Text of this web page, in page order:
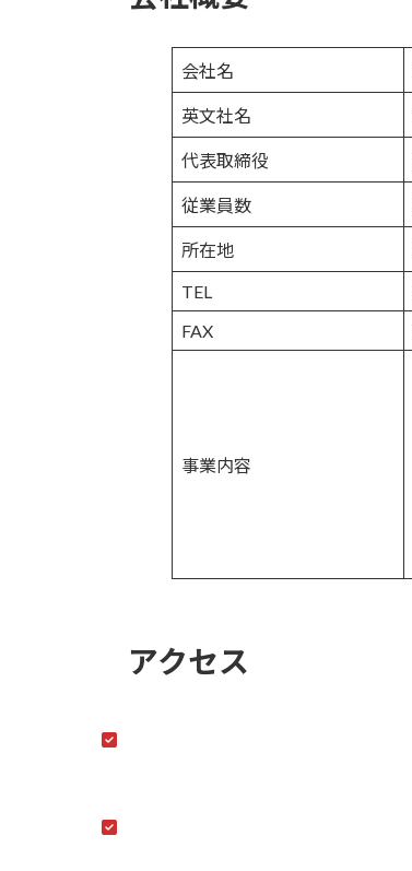
会社名
英文社名
代表取締役
従業員数
所在地
TEL
FAX
事業内容
アクセス